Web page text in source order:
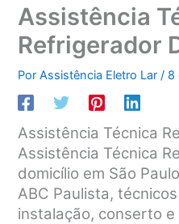
Assistência
Refrigerador
PorAssistência Eletro Lar/ 8
Assistência Técnica
Assistência Técnica
domicílio em São
ABC Paulista,
instalação, conserto